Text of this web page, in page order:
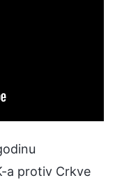
a protiv Crkve